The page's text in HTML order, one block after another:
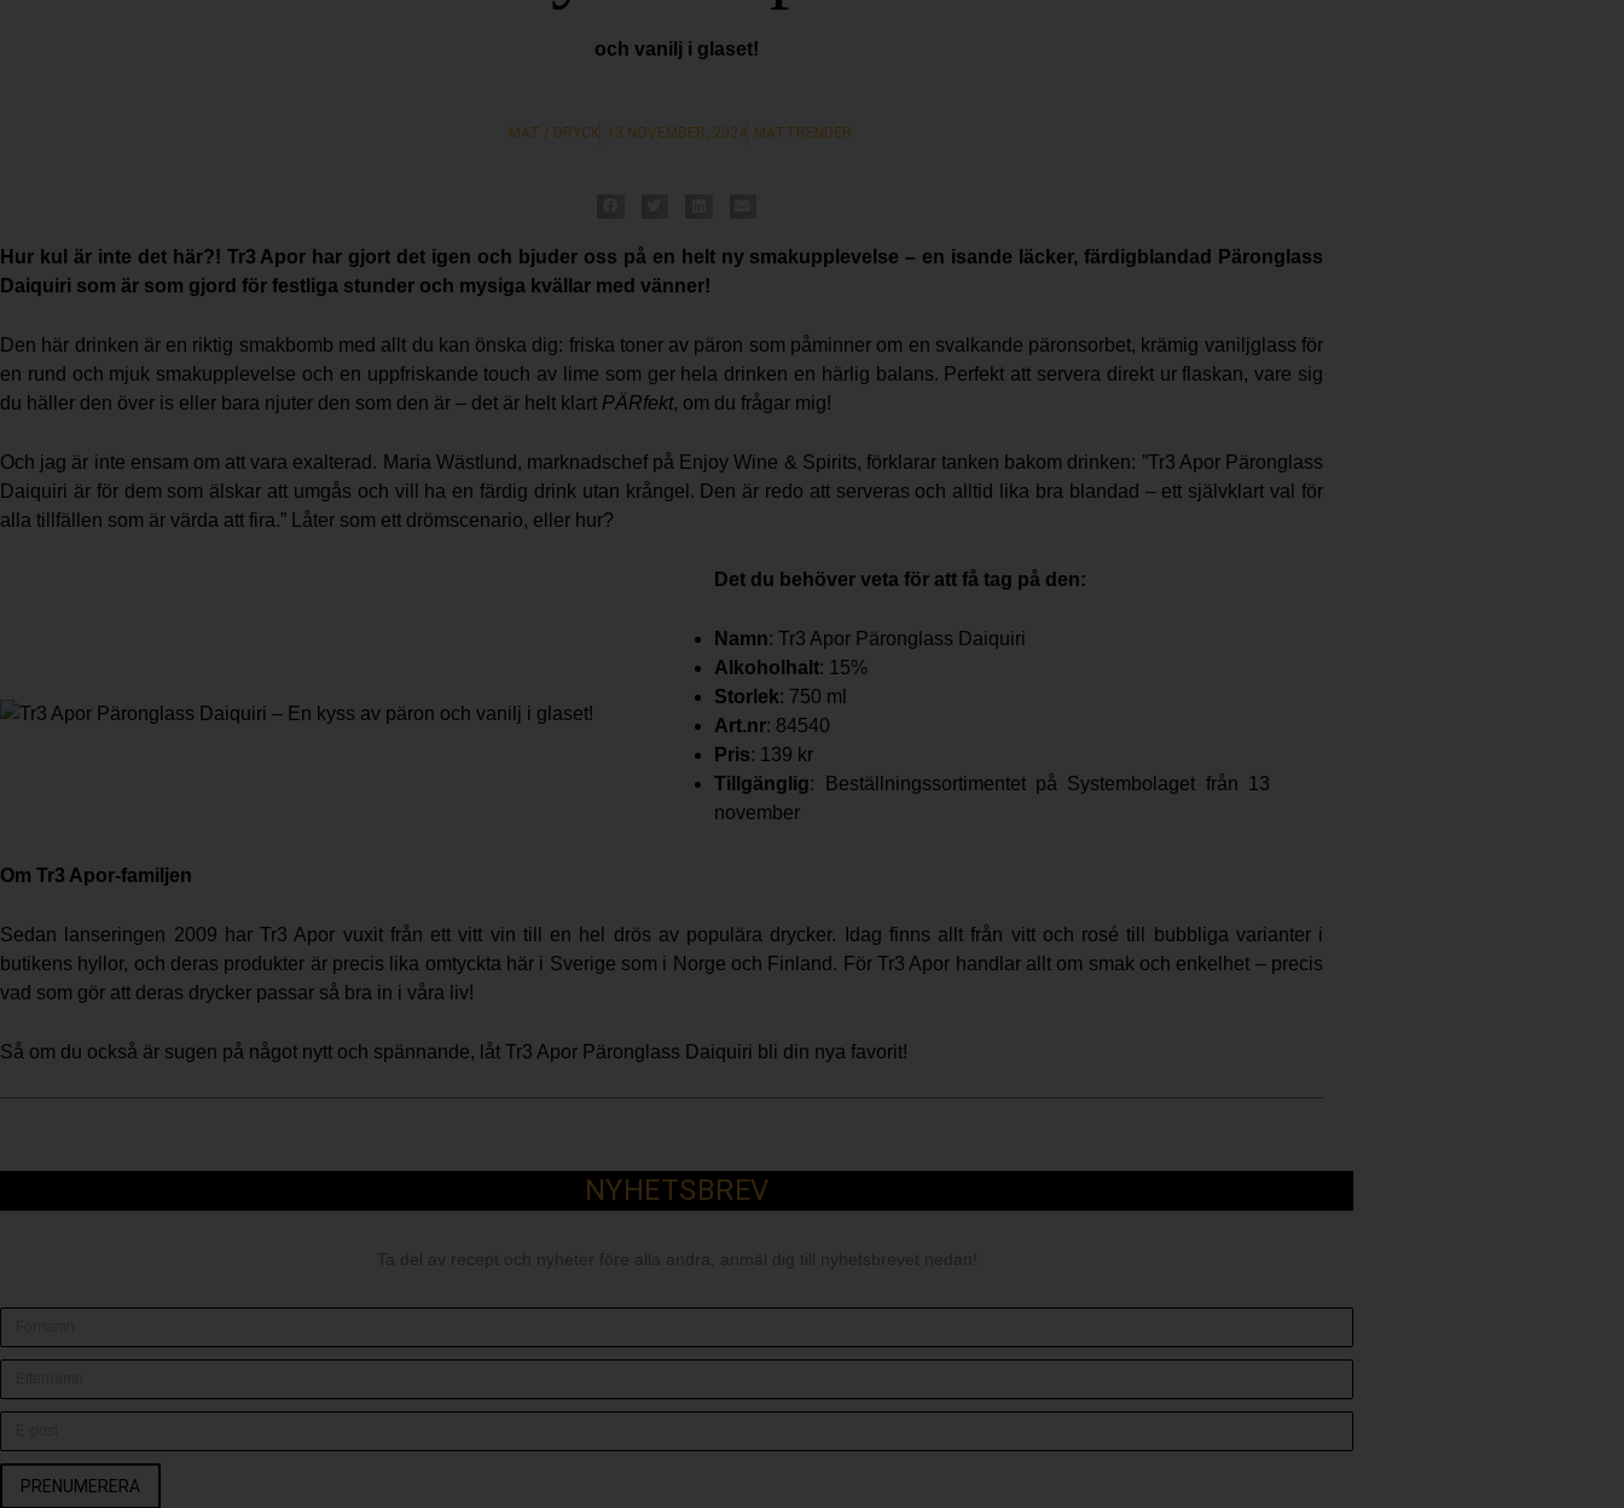
och vanilj i glaset!
MAT / DRYCK 13 NOVEMBER, 2024 MATTRENDER
Hur kul är inte det här?! Tr3 Apor har gjort det igen och bjuder oss på en helt ny smakupplevelse – en isande läcker, färdigblandad Päronglass
Daiquiri som är som gjord för festliga stunder och mysiga kvällar med vänner!
Den här drinken är en riktig smakbomb med allt du kan önska dig: friska toner av päron som påminner om en svalkande päronsorbet, krämig vaniljglass för
en rund och mjuk smakupplevelse och en uppfriskande touch av lime som ger hela drinken en härlig balans. Perfekt att servera direkt ur flaskan, vare sig
du häller den över is eller bara njuter den som den är – det är helt klart PÄRfekt, om du frågar mig!
Och jag är inte ensam om att vara exalterad. Maria Wästlund, marknadschef på Enjoy Wine & Spirits, förklarar tanken bakom drinken: ”Tr3 Apor Päronglass
Daiquiri är för dem som älskar att umgås och vill ha en färdig drink utan krångel. Den är redo att serveras och alltid lika bra blandad – ett självklart val för
alla tillfällen som är värda att fira.” Låter som ett drömscenario, eller hur?
Det du behöver veta för att få tag på den:
Namn: Tr3 Apor Päronglass Daiquiri
Alkoholhalt: 15%
Storlek: 750 ml
Art.nr: 84540
Pris: 139 kr
Tillgänglig: Beställningssortimentet på Systembolaget från 13
november
Om Tr3 Apor-familjen
Sedan lanseringen 2009 har Tr3 Apor vuxit från ett vitt vin till en hel drös av populära drycker. Idag finns allt från vitt och rosé till bubbliga varianter i
butikens hyllor, och deras produkter är precis lika omtyckta här i Sverige som i Norge och Finland. För Tr3 Apor handlar allt om smak och enkelhet – precis
vad som gör att deras drycker passar så bra in i våra liv!
Så om du också är sugen på något nytt och spännande, låt Tr3 Apor Päronglass Daiquiri bli din nya favorit!
NYHETSBREV
Ta del av recept och nyheter före alla andra, anmäl dig till nyhetsbrevet nedan!
PRENUMERERA